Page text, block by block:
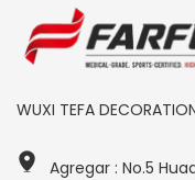
WUXI TEFA
Agregar : No.5